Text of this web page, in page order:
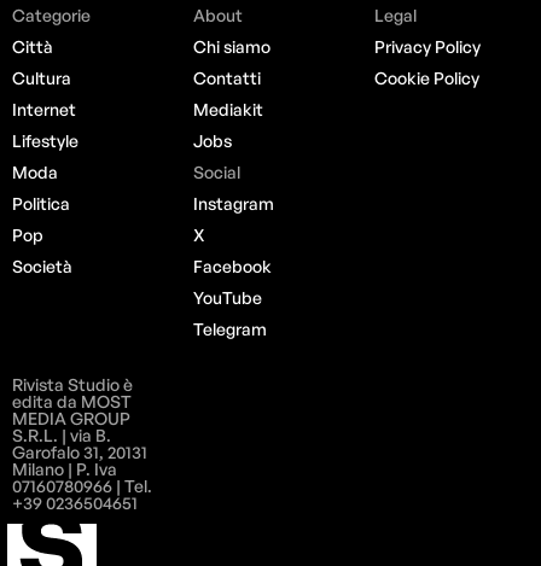
Categorie
Città
Cultura
Internet
Lifestyle
Moda
Politica
Pop
Società
About
Chi siamo
Contatti
Mediakit
Jobs
Social
Instagram
X
Facebook
YouTube
Telegram
Legal
Privacy Policy
Cookie Policy
Rivista Studio è
edita da MOST
MEDIA GROUP
S.R.L. | via B.
Garofalo 31, 20131
Milano | P. Iva
07160780966 | Tel.
+39 0236504651